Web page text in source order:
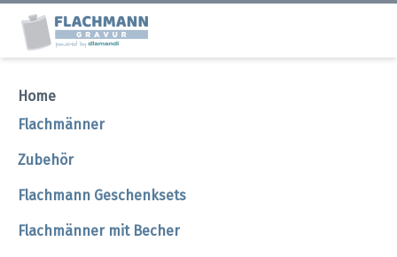
Home
Flachmänner
Zubehör
Flachmann Geschenksets
Flachmänner mit Becher
Flachmann Exquisit Edelstahl
hochglanz